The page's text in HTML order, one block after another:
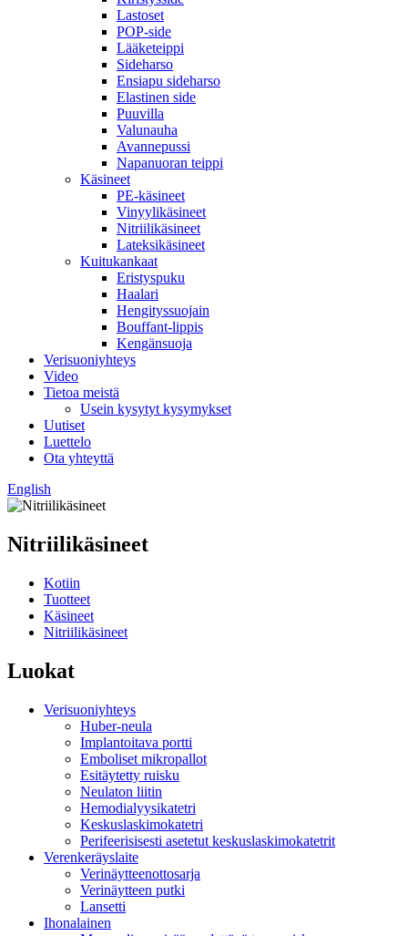
Lastoset
POP-side
Lääketeippi
Sideharso
Ensiapu sideharso
Elastinen side
Puuvilla
Valunauha
Avannepussi
Napanuoran teippi
Käsineet
PE-käsineet
Vinyylikäsineet
Nitriilikäsineet
Lateksikäsineet
Kuitukankaat
Eristyspuku
Haalari
Hengityssuojain
Bouffant-lippis
Kengänsuoja
Verisuoniyhteys
Video
Tietoa meistä
Usein kysytyt kysymykset
Uutiset
Luettelo
Ota yhteyttä
English
Nitriilikäsineet
Kotiin
Tuotteet
Käsineet
Nitriilikäsineet
Luokat
Verisuoniyhteys
Huber-neula
Implantoitava portti
Emboliset mikropallot
Esitäytetty ruisku
Neulaton liitin
Hemodialyysikatetri
Keskuslaskimokatetri
Perifeerisisesti asetetut keskuslaskimokatetrit
Verenkeräyslaite
Verinäytteenottosarja
Verinäytteen putki
Lansetti
Ihonalainen